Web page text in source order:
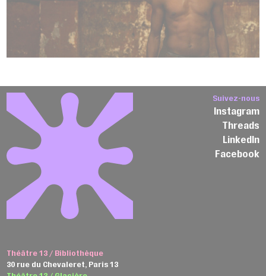
Théâtre 13 / Bibliothèque
30 rue du Chevaleret, Paris 13
Suivez-nous
Instagram
Threads
LinkedIn
Facebook